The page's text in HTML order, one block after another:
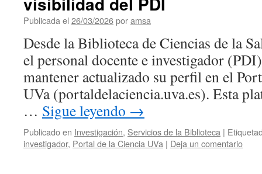
Publicada el 26/03/2026poramsa
Desde la Biblioteca de Ciencias de la
el personal docente e investigador
mantener actualizado su perfil en el
UVa (portaldelaciencia.uva.es). Esta
… Sigue leyendo →
Publicado en Investigación, Servicios de la Biblioteca |
investigador, Portal de la Ciencia UVa | Deja un comentario